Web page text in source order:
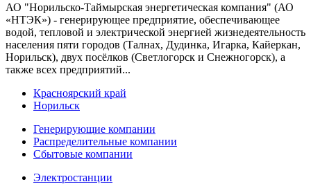
АО "Норильско-Таймырская энергетическая компания" (АО
«НТЭК») - генерирующее предприятие, обеспечивающее
водой, тепловой и электрической энергией жизнедеятельность
населения пяти городов (Талнах, Дудинка, Игарка, Кайеркан,
Норильск), двух посёлков (Светлогорск и Снежногорск), а
также всех предприятий...
Красноярский край
Норильск
Генерирующие компании
Распределительные компании
Сбытовые компании
Электростанции